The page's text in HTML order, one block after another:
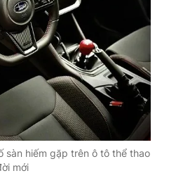
sàn hiếm gặp trên ô tô thể thao
mới